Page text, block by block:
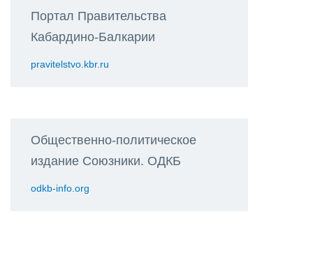
Портал Правительства
Кабардино-Балкарии
pravitelstvo.kbr.ru
Общественно-политическое
издание Союзники. ОДКБ
odkb-info.org